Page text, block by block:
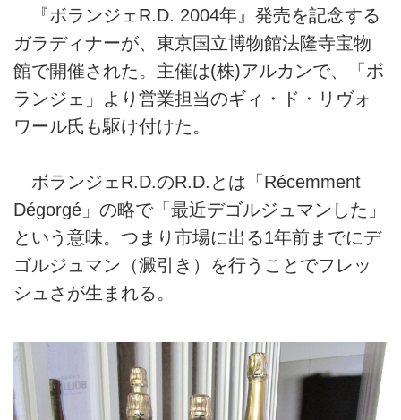
『ボランジェR.D. 2004年』発売を記念する
ガラディナーが、東京国立博物館法隆寺宝物
館で開催された。主催は(株)アルカンで、「ボ
ランジェ」より営業担当のギィ・ド・リヴォ
ワール氏も駆け付けた。
ボランジェR.D.のR.D.とは「Récemment
Dégorgé」の略で「最近デゴルジュマンした」
という意味。つまり市場に出る1年前までにデ
ゴルジュマン（澱引き）を行うことでフレッ
シュさが生まれる。